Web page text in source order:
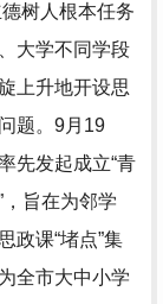
树人根本任务
大学不同学段
上升地开设思
题。9月19
先发起成立“青
旨在为邻学
政课“堵点”集
全市大中小学